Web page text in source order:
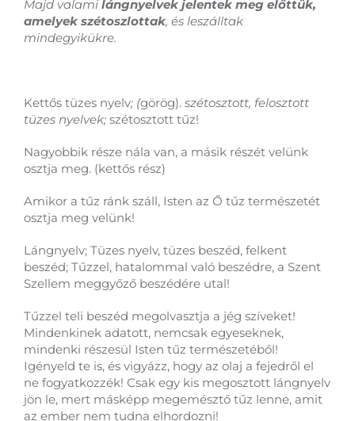
Majd valami lángnyelvek jelentek meg előttük,
amelyek szétoszlottak, és leszálltak
mindegyikükre.
Kettős tüzes nyelv; (görög). szétosztott, felosztott
tüzes nyelvek; szétosztott tűz!
Nagyobbik része nála van, a másik részét velünk
osztja meg. (kettős rész)
Amikor a tűz ránk száll, Isten az Ő tűz természetét
osztja meg velünk!
Lángnyelv; Tüzes nyelv, tüzes beszéd, felkent
beszéd; Tűzzel, hatalommal való beszédre, a Szent
Szellem meggyőző beszédére utal!
Tűzzel teli beszéd megolvasztja a jég szíveket!
Mindenkinek adatott, nemcsak egyeseknek,
mindenki részesül Isten tűz természetéből!
Igényeld te is, és vigyázz, hogy az olaj a fejedről el
ne fogyatkozzék! Csak egy kis megosztott lángnyelv
jön le, mert másképp megemésztő tűz lenne, amit
az ember nem tudna elhordozni!